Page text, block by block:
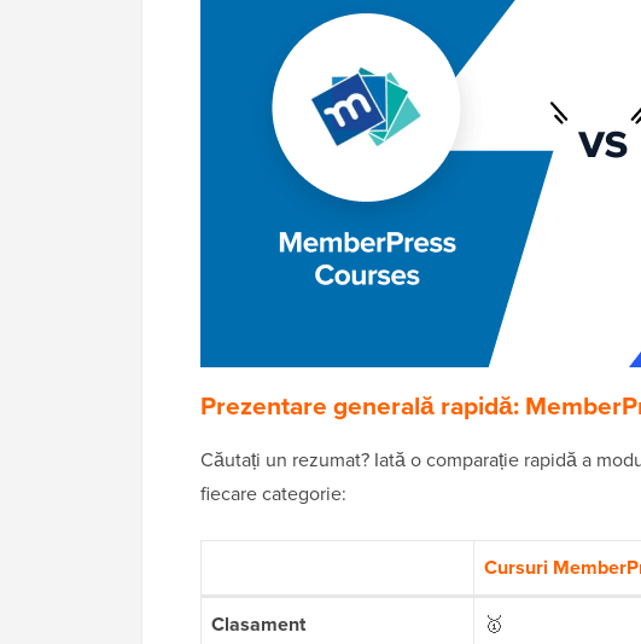
Prezentare generală rapidă:
Căutați un rezumat? Iată o comparație rapidă a
fiecare categorie:
Cursuri
Clasament 🥇